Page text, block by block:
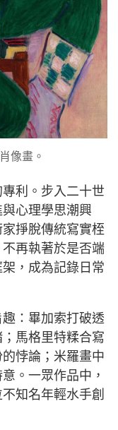
像畫。
利。步入二十世
心理學思潮興
掙脫傳統寫實桎
再執著於是否端
，成為記錄日常
：畢加索打破透
馬格里特糅合寫
悖論；米羅畫中
。一眾作品中，
知名年輕水手創